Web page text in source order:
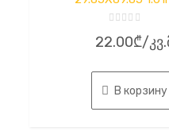
0
22.00₾/
В корзину